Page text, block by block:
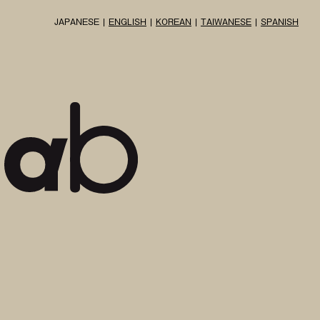
JAPANESE ENGLISH KOREAN TAIWANESE SPANISH